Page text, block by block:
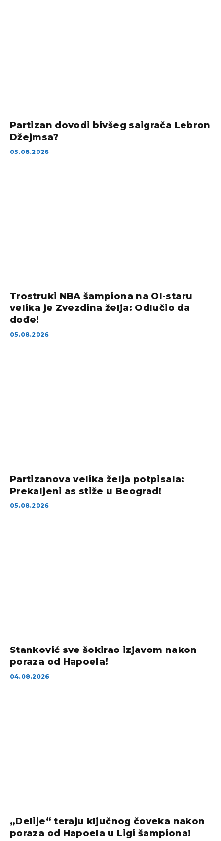
Partizan dovodi bivšeg saigrača Lebron
Džejmsa?
05.08.2026
Trostruki NBA šampiona na Ol-staru
velika je Zvezdina želja: Odlučio da
dođe!
05.08.2026
Partizanova velika želja potpisala:
Prekaljeni as stiže u Beograd!
05.08.2026
Stanković sve šokirao izjavom nakon
poraza od Hapoela!
04.08.2026
„Delije“ teraju ključnog čoveka nakon
poraza od Hapoela u Ligi šampiona!